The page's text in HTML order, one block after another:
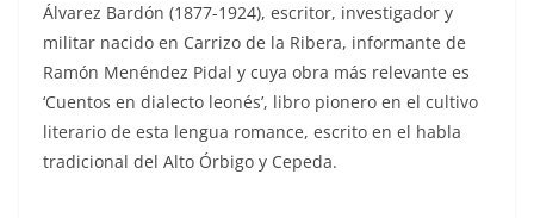
Álvarez Bardón (1877-1924), escritor, investigador y
militar nacido en Carrizo de la Ribera, informante de
Ramón Menéndez Pidal y cuya obra más relevante es
‘Cuentos en dialecto leonés’, libro pionero en el cultivo
literario de esta lengua romance, escrito en el habla
tradicional del Alto Órbigo y Cepeda.